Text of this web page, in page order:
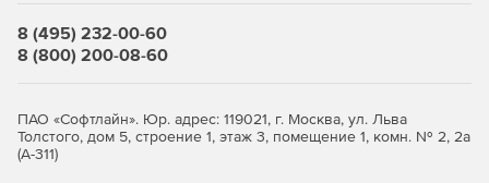
8 (495) 232-00-60
8 (800) 200-08-60
ПАО «Софтлайн». Юр. адрес: 119021, г. Москва, ул. Льва
Толстого, дом 5, строение 1, этаж 3, помещение 1, комн. № 2, 2а
(А-311)